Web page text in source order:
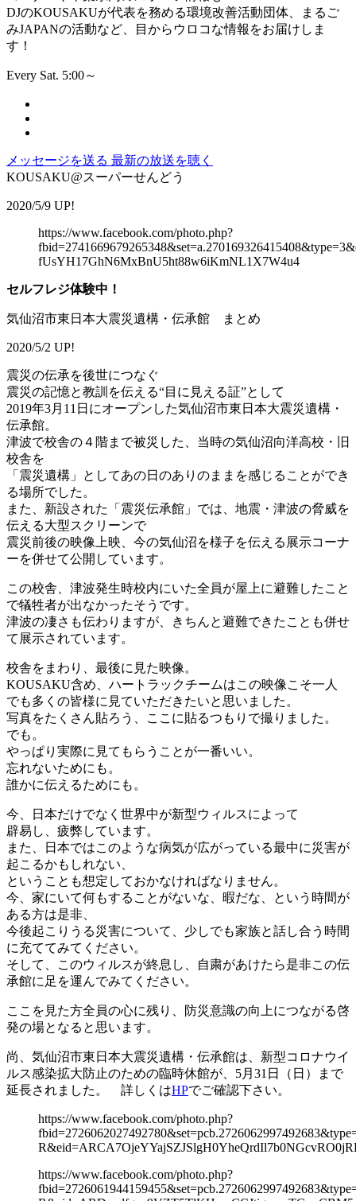
DJのKOUSAKUが代表を務める環境改善活動団体、まるご
みJAPANの活動など、目からウロコな情報をお届けしま
す！
Every Sat. 5:00～
メッセージを送る 最新の放送を聴く
KOUSAKU@スーパーせんどう
2020/5/9 UP!
https://www.facebook.com/photo.php?
fUsYH17GhN6MxBnU5ht88w6iKmNL1X7W4u4
セルフレジ体験中！
気仙沼市東日本大震災遺構・伝承館 まとめ
2020/5/2 UP!
震災の伝承を後世につなぐ
震災の記憶と教訓を伝える“目に見える証”として
2019年3月11日にオープンした気仙沼市東日本大震災遺構・
伝承館。
津波で校舎の４階まで被災した、当時の気仙沼向洋高校・旧
校舎を
「震災遺構」としてあの日のありのままを感じることができ
る場所でした。
また、新設された「震災伝承館」では、地震・津波の脅威を
伝える大型スクリーンで
震災前後の映像上映、今の気仙沼を様子を伝える展示コーナ
ーを併せて公開しています。
この校舎、津波発生時校内にいた全員が屋上に避難したこと
で犠牲者が出なかったそうです。
津波の凄さも伝わりますが、きちんと避難できたことも併せ
て展示されています。
校舎をまわり、最後に見た映像。
KOUSAKU含め、ハートラックチームはこの映像こそ一人
でも多くの皆様に見ていただきたいと思いました。
写真をたくさん貼ろう、ここに貼るつもりで撮りました。
でも。
やっぱり実際に見てもらうことが一番いい。
忘れないためにも。
誰かに伝えるためにも。
今、日本だけでなく世界中が新型ウィルスによって
辟易し、疲弊しています。
また、日本ではこのような病気が広がっている最中に災害が
起こるかもしれない、
ということも想定しておかなければなりません。
今、家にいて何もすることがないな、暇だな、という時間が
ある方は是非、
今後起こりうる災害について、少しでも家族と話し合う時間
に充ててみてください。
そして、このウィルスが終息し、自粛があけたら是非この伝
承館に足を運んでみてください。
ここを見た方全員の心に残り、防災意識の向上につながる啓
発の場となると思います。
尚、気仙沼市東日本大震災遺構・伝承館は、新型コロナウイ
ルス感染拡大防止のための臨時休館が、5月31日（日）まで
延長されました。 詳しくはHPでご確認下さい。
https://www.facebook.com/photo.php?
https://www.facebook.com/photo.php?